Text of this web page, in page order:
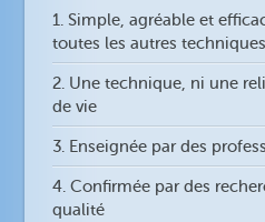
1. Simple, agréable et
toutes les autres techniques
2. Une technique, ni une
de vie
3. Enseignée par des
4. Confirmée par des
qualité